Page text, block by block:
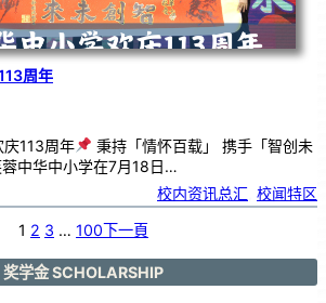
周年
113周年
秉持「情怀百载」 携手「智创未
中华中小学在7月18日…
校内资讯总汇 校闻特区
1 2 3 … 100下一頁
奖学金 SCHOLARSHIP